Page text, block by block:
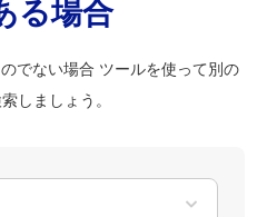
る場合
でない場合 ツールを使って別の
しましょう。